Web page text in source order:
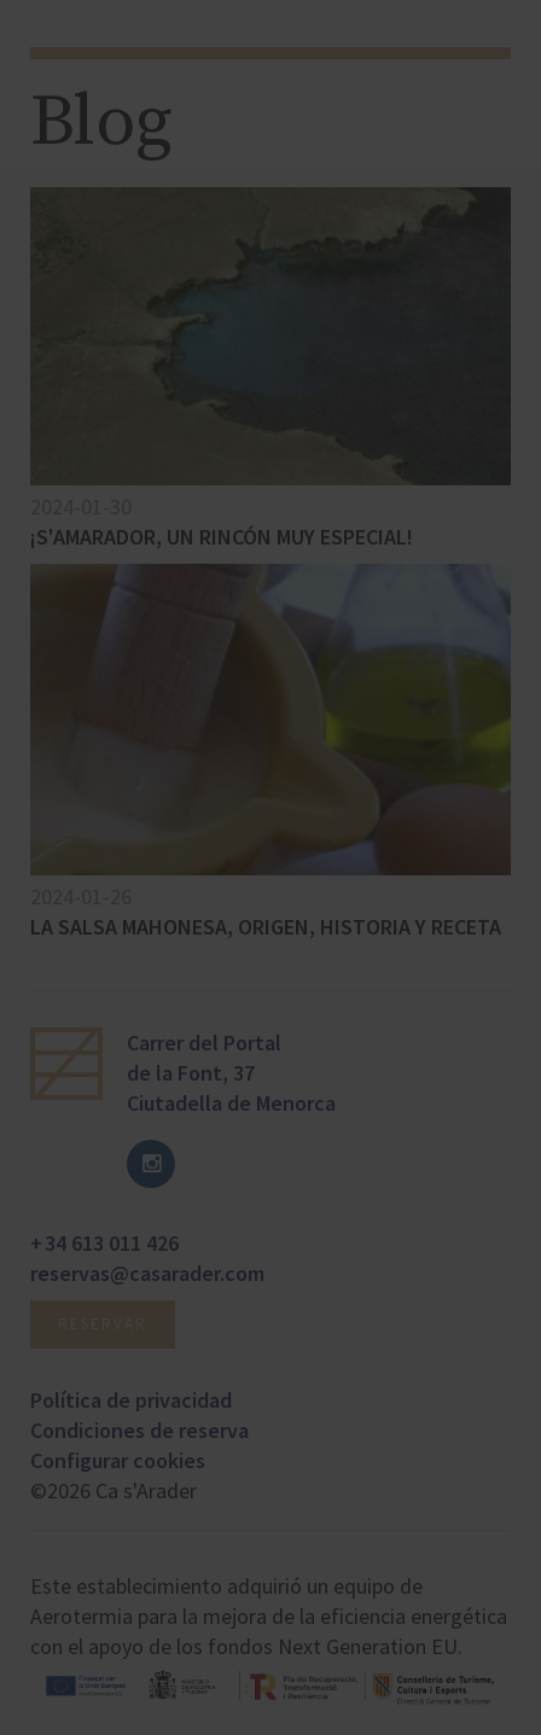
Blog
¡S'AMARADOR, UN RINCÓN MUY ESPECIAL!
LA SALSA MAHONESA, ORIGEN, HISTORIA Y RECETA
Carrer del Portal
de la Font, 37
Ciutadella de Menorca
+ 34 613 011 426
reservas@casarader.com
Política de privacidad
Condiciones de reserva
Configurar cookies
©2026 Ca s'Arader
Este establecimiento adquirió un equipo de
Aerotermia para la mejora de la eficiencia energética
con el apoyo de los fondos Next Generation EU.